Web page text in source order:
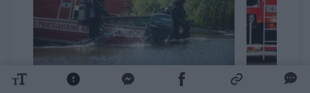
Mažeikiuose išgelbėti du